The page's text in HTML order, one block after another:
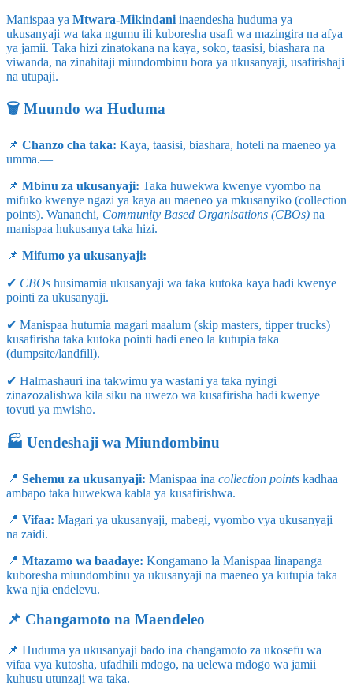
Manispaa ya Mtwara‑Mikindani inaendesha huduma ya
ukusanyaji wa taka ngumu ili kuboresha usafi wa mazingira na afya
ya jamii. Taka hizi zinatokana na kaya, soko, taasisi, biashara na
viwanda, na zinahitaji miundombinu bora ya ukusanyaji, usafirishaji
na utupaji.
🗑️ Muundo wa Huduma
📌 Chanzo cha taka: Kaya, taasisi, biashara, hoteli na maeneo ya
umma.—
📌 Mbinu za ukusanyaji: Taka huwekwa kwenye vyombo na
mifuko kwenye ngazi ya kaya au maeneo ya mkusanyiko (collection
points). Wananchi, Community Based Organisations (CBOs) na
manispaa hukusanya taka hizi.
📌 Mifumo ya ukusanyaji:
✔ CBOs husimamia ukusanyaji wa taka kutoka kaya hadi kwenye
pointi za ukusanyaji.
✔ Manispaa hutumia magari maalum (skip masters, tipper trucks)
kusafirisha taka kutoka pointi hadi eneo la kutupia taka
(dumpsite/landfill).
✔ Halmashauri ina takwimu ya wastani ya taka nyingi
zinazozalishwa kila siku na uwezo wa kusafirisha hadi kwenye
tovuti ya mwisho.
🏭 Uendeshaji wa Miundombinu
📍 Sehemu za ukusanyaji: Manispaa ina collection points kadhaa
ambapo taka huwekwa kabla ya kusafirishwa.
📍 Vifaa: Magari ya ukusanyaji, mabegi, vyombo vya ukusanyaji
na zaidi.
📍 Mtazamo wa baadaye: Kongamano la Manispaa linapanga
kuboresha miundombinu ya ukusanyaji na maeneo ya kutupia taka
kwa njia endelevu.
📌 Changamoto na Maendeleo
📌 Huduma ya ukusanyaji bado ina changamoto za ukosefu wa
vifaa vya kutosha, ufadhili mdogo, na uelewa mdogo wa jamii
kuhusu utunzaji wa taka.